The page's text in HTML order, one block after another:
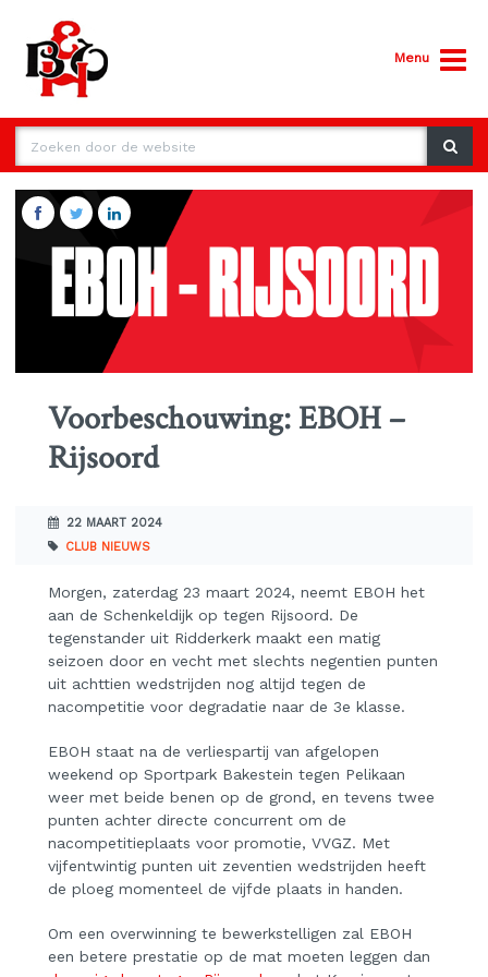
Menu
Voorbeschouwing: EBOH –
Rijsoord
22 MAART 2024
CLUB NIEUWS
Morgen, zaterdag 23 maart 2024, neemt EBOH het
aan de Schenkeldijk op tegen Rijsoord. De
tegenstander uit Ridderkerk maakt een matig
seizoen door en vecht met slechts negentien punten
uit achttien wedstrijden nog altijd tegen de
nacompetitie voor degradatie naar de 3e klasse.
EBOH staat na de verliespartij van afgelopen
weekend op Sportpark Bakestein tegen Pelikaan
weer met beide benen op de grond, en tevens twee
punten achter directe concurrent om de
nacompetitieplaats voor promotie, VVGZ. Met
vijfentwintig punten uit zeventien wedstrijden heeft
de ploeg momenteel de vijfde plaats in handen.
Om een overwinning te bewerkstelligen zal EBOH
een betere prestatie op de mat moeten leggen dan